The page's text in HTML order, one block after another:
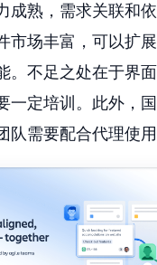
成熟，需求关联和
市场丰富，可以扩展
。不足之处在于界
一定培训。此外，
队需要配合代理使用